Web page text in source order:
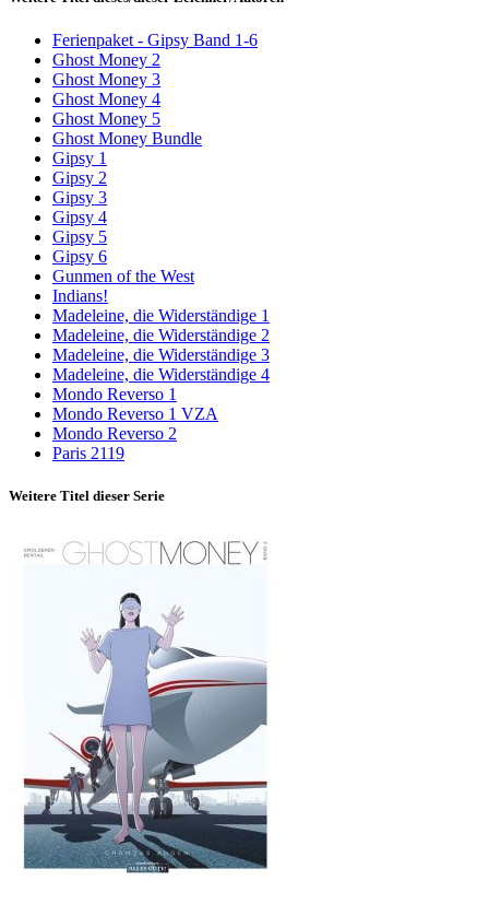
Ferienpaket - Gipsy Band 1-6
Ghost Money 2
Ghost Money 3
Ghost Money 4
Ghost Money 5
Ghost Money Bundle
Gipsy 1
Gipsy 2
Gipsy 3
Gipsy 4
Gipsy 5
Gipsy 6
Gunmen of the West
Indians!
Madeleine, die Widerständige 1
Madeleine, die Widerständige 2
Madeleine, die Widerständige 3
Madeleine, die Widerständige 4
Mondo Reverso 1
Mondo Reverso 1 VZA
Mondo Reverso 2
Paris 2119
Weitere Titel dieser Serie